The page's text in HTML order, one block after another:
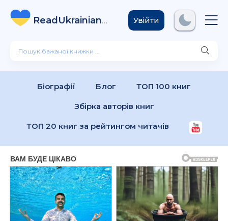
ReadUkrainian
Books .com
Увійти
Біографії Блог ТОП 100 книг
Збірка авторів книг
ТОП 20 книг за рейтингом читачів